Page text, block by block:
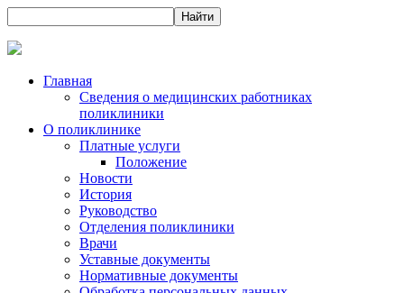
Главная
Сведения о медицинских работниках
поликлиники
О поликлинике
Платные услуги
Положение
Новости
История
Руководство
Отделения поликлиники
Врачи
Уставные документы
Нормативные документы